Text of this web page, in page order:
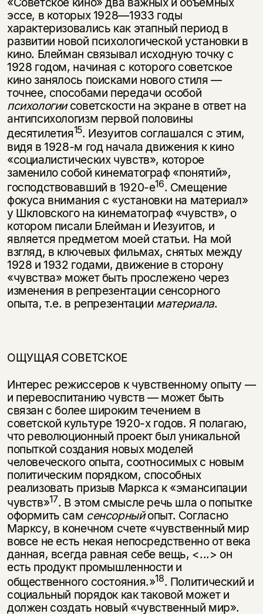
эссе, в которых 1928—1933 годы
характеризовались как этапный период в
развитии новой психологической установки в
кино. Блейман связывал исходную точку с
1928 годом, начиная с которого советское
кино занялось поисками нового стиля —
точнее, спосо­бами передачи особой
психологиисоветскости на экране в ответ на
антипсихологизм первой половины
десятилетия15. Иезуитов соглашался с этим,
видя в 1928-м год начала движения к кино
«социалистических чувств», которое
заменило собой кинематограф «понятий»,
господствовавший в 1920-е16. Смещение
фокуса внимания с «установки на материал»
у Шкловского на кинематограф «чувств», о
котором писали Блейман и Иезуитов, и
является предметом моей статьи. На мой
взгляд, в ключевых фильмах, снятых меж­ду
1928 и 1932 годами, движение в сторону
«чувства» может быть просле­жено через
изменения в репрезентации сенсорного
опыта, т.е. в репрезен­тации материала.
ОЩУЩАЯ СОВЕТСКОЕ
Интерес режиссеров к чувственному опыту —
и перевоспитанию чувств — может быть
связан с более широким течением в
советской культуре 1920-х го­дов. Я полагаю,
что революционный проект был уникальной
попыткой соз­дания новых моделей
человеческого опыта, соотносимых с новым
полити­ческим порядком, способных
реализовать призыв Маркса к «эмансипации
чувств»17. В этом смысле речь шла о попытке
оформить сам сенсорныйопыт. Согласно
Марксу, в конечном счете «чувственный мир
вовсе не есть некая непосредственно от века
данная, всегда равная себе вещь, <...> он
есть про­дукт промышленности и
общественного состояния.»18. Политический и
со­циальный порядок как таковой может и
должен создать новый «чувственный мир».
Подписка на рассылку
Раз в неделю мы отправляем рассылку
о книгах и событиях «НЛО».
За подписку дарим промокод на
Я соглашаюсь с Политикой конфиденциальности
подписаться
Этой книги временно
нет в продаже.
Вы можете подписаться на
уведомления, и при поступлении книги
на склад получить письмо на указанный
Я соглашаюсь сПолитикой конфиденциальности
подписаться
несовершеннолетних
Скажите, пожалуйста,
вам уже исполнилось 18 лет?
да
нет, вернуться назад